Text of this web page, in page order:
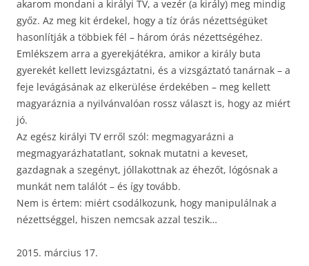
akarom mondani a királyi TV, a vezér (a király) meg mindig
győz. Az meg kit érdekel, hogy a tíz órás nézettségüket
hasonlítják a többiek fél – három órás nézettségéhez.
Emlékszem arra a gyerekjátékra, amikor a király buta
gyerekét kellett levizsgáztatni, és a vizsgáztató tanárnak – a
feje levágásának az elkerülése érdekében – meg kellett
magyaráznia a nyilvánvalóan rossz választ is, hogy az miért
jó.
Az egész királyi TV erről szól: megmagyarázni a
megmagyarázhatatlant, soknak mutatni a keveset,
gazdagnak a szegényt, jóllakottnak az éhezőt, lógósnak a
munkát nem találót – és így tovább.
Nem is értem: miért csodálkozunk, hogy manipulálnak a
nézettséggel, hiszen nemcsak azzal teszik…
2015. március 17.